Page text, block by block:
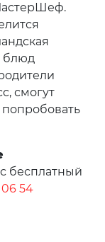
блюд
смогут
попробовать
бесплатный
06 54